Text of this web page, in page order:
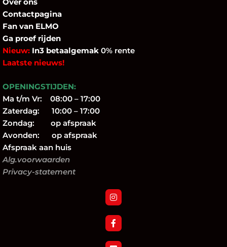
Over ons
Contactpagina
Fan van ELMO
Ga proef rijden
Nieuw: In3 betaalgemak 0% rente
Laatste nieuws!
OPENINGSTIJDEN:
Ma t/m Vr: 08:00 – 17:00
Zaterdag: 10:00 – 17:00
Zondag: op afspraak
Avonden: op afspraak
Afspraak aan huis
Alg.voorwaarden
Privacy-statement